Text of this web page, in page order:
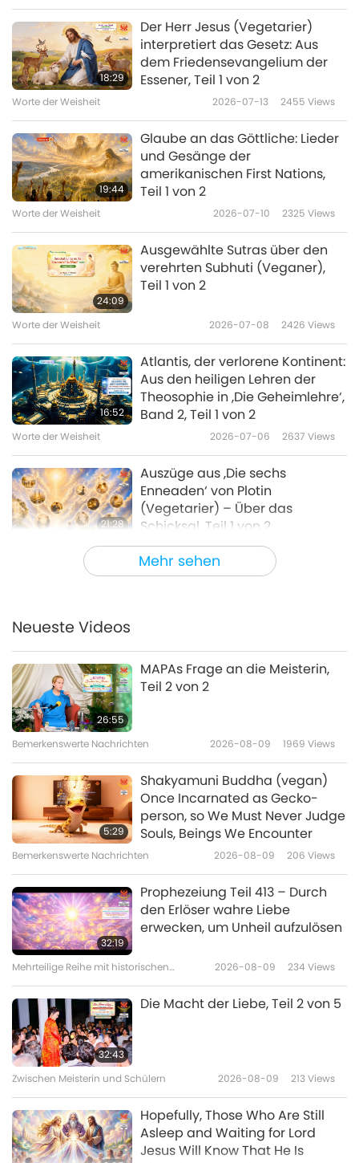
Mehr sehen
18:29
Der Herr Jesus (Vegetarier)
interpretiert das Gesetz: Aus
dem Friedensevangelium der
Essener, Teil 1 von 2
Worte der Weisheit 2026-07-13 2455 Views
19:44
Glaube an das Göttliche: Lieder
und Gesänge der
amerikanischen First Nations,
Teil 1 von 2
Worte der Weisheit 2026-07-10 2325 Views
24:09
Ausgewählte Sutras über den
verehrten Subhuti (Veganer),
Teil 1 von 2
Worte der Weisheit 2026-07-08 2426 Views
16:52
Atlantis, der verlorene Kontinent:
Aus den heiligen Lehren der
Theosophie in ‚Die Geheimlehre‘,
Band 2, Teil 1 von 2
Worte der Weisheit 2026-07-06 2637 Views
21:28
Auszüge aus ‚Die sechs
Enneaden‘ von Plotin
(Vegetarier) – Über das
Schicksal, Teil 1 von 2
Worte der Weisheit 2026-07-03
20:27
21:29
Der Kaufmann und der Papagei:
Views
20:17
Über die Tugend: Auszüge aus
dem Midrasch Tanhuma, Teil 1
von 2
19:09
Seid heilig: Römer 12–13 – Aus
dem Römerbrief des Heiligen
Heiligen Bibel
37:52
Neueste Videos
26:55
MAPAs Frage an die Meisterin,
Teil 2 von 2
Bemerkenswerte Nachrichten 2026-08-09 1969 Views
5:29
Shakyamuni Buddha (vegan)
Once Incarnated as Gecko-
person, so We Must Never Judge
Souls, Beings We Encounter
Bemerkenswerte Nachrichten 2026-08-09 206 Views
32:19
Prophezeiung Teil 413 – Durch
den Erlöser wahre Liebe
erwecken, um Unheil aufzulösen
Mehrteilige Reihe mit historischen
2026-08-09 234 Views
32:43
Die Macht der Liebe, Teil 2 von 5
Zwischen Meisterin und Schülern 2026-08-09 213Views
Hopefully, Those Who Are Still
Asleep and Waiting for Lord
Jesus Will Know That He Is